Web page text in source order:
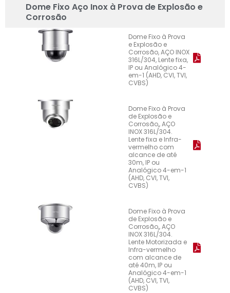
Dome Fixo Aço Inox à Prova de Explosão e
Corrosão
Dome Fixo à Prova
e Explosão e
Corrosão, AÇO INOX
316L/304, Lente fixa,
IP ou Analógico 4-
em-1 (AHD, CVI, TVI,
CVBS)
Dome Fixo à Prova
de Explosão e
Corrosão,, AÇO
INOX 316L/304.
Lente fixa e Infra-
vermelho com
alcance de até
30m, IP ou
Analógico 4-em-1
(AHD, CVI, TVI,
CVBS)
Dome Fixo à Prova
de Explosão e
Corrosão,, AÇO
INOX 316L/304.
Lente Motorizada e
Infra-vermelho
com alcance de
até 40m, IP ou
Analógico 4-em-1
(AHD, CVI, TVI,
CVBS)